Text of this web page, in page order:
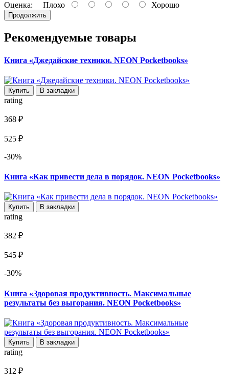
Оценка: Плохо Хорошо
Продолжить
Рекомендуемые товары
Книга «Джедайские техники. NEON Pocketbooks»
Купить В закладки
rating
368 ₽
525 ₽
-30%
Книга «Как привести дела в порядок. NEON Pocketbooks»
Купить В закладки
rating
382 ₽
545 ₽
-30%
Книга «Здоровая продуктивность. Максимальные
результаты без выгорания. NEON Pocketbooks»
Купить В закладки
rating
312 ₽